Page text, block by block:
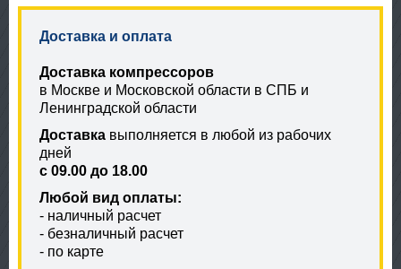
Доставка и оплата
Доставка компрессоров
в Москве и Московской области в СПБ и
Ленинградской области
Доставка выполняется в любой из рабочих
дней
с 09.00 до 18.00
Любой вид оплаты:
- наличный расчет
- безналичный расчет
- по карте